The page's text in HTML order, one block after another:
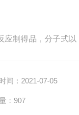
制得品，分子式以
，m/n应为0～0.35
间：2021-07-05
：907